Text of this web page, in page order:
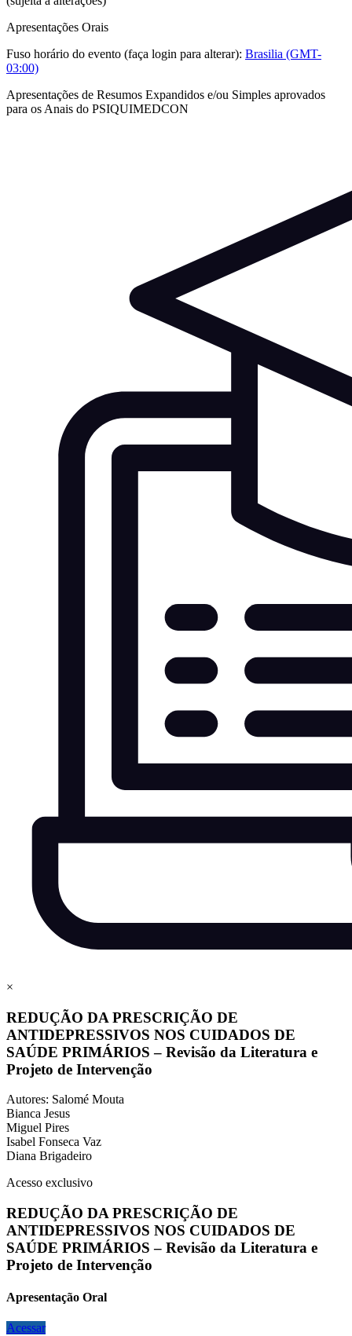
Apresentações Orais
Fuso horário do evento (faça login para alterar): Brasilia (GMT-
03:00)
Apresentações de Resumos Expandidos e/ou Simples aprovados
para os Anais do PSIQUIMEDCON
×
REDUÇÃO DA PRESCRIÇÃO DE
ANTIDEPRESSIVOS NOS CUIDADOS DE
SAÚDE PRIMÁRIOS – Revisão da Literatura e
Projeto de Intervenção
Autores: Salomé Mouta
Bianca Jesus
Miguel Pires
Isabel Fonseca Vaz
Diana Brigadeiro
Acesso exclusivo
REDUÇÃO DA PRESCRIÇÃO DE
ANTIDEPRESSIVOS NOS CUIDADOS DE
SAÚDE PRIMÁRIOS – Revisão da Literatura e
Projeto de Intervenção
Apresentação Oral
Acessar